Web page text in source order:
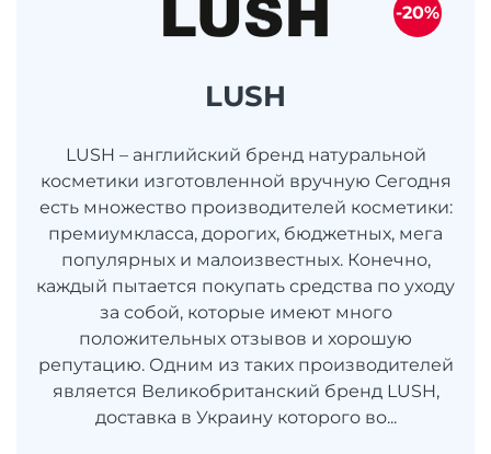
LUSH
LUSH – английский бренд натуральной
косметики изготовленной вручную Сегодня
есть множество производителей косметики:
премиумкласса, дорогих, бюджетных, мега
популярных и малоизвестных. Конечно,
каждый пытается покупать средства по уходу
за собой, которые имеют много
положительных отзывов и хорошую
репутацию. Одним из таких производителей
является Великобританский бренд LUSH,
доставка в Украину которого во...
-20%